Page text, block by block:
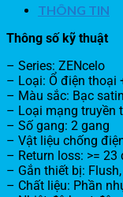
THÔNG TIN
Thông số kỹ thuật
– Series: ZENcelo
– Loại: Ổ điện thoại
– Màu sắc: Bạc satin
– Loại mạng truyền
– Số gang: 2 gang
– Vật liệu chống
– Return loss: >= 23
– Gắn thiết bị:
– Chất liệu: Phần